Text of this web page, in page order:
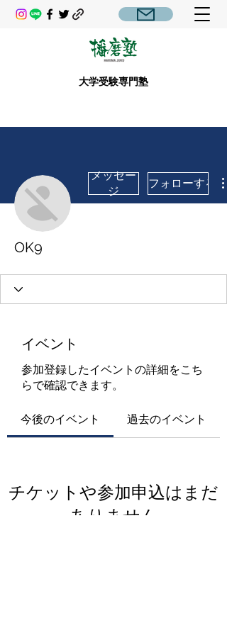
大学受験専門塾
メッセー
ジ
フォローする
OK9
イベント
参加登録したイベントの詳細をこち
らで確認できます。
今後のイベント 過去のイベント
チケットや参加申込はまだ
ありません